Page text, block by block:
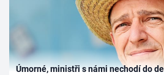
Úmorné, ministři s námi nechodí do